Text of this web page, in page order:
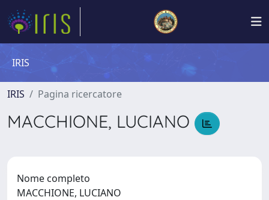
IRIS
IRIS Pagina ricercatore
MACCHIONE, LUCIANO
Nome completo
MACCHIONE, LUCIANO